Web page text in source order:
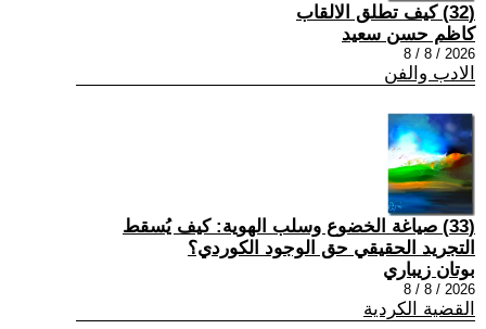
(32) كيف تطلق الالقاب
كاظم حسن سعيد
2026 / 8 / 8
الادب والفن
(33) صياغة الخضوع وسلب الهوية: كيف يُسقط
التجريد الحقيقي حق الوجود الكوردي؟
بوتان زيباري
2026 / 8 / 8
القضية الكردية